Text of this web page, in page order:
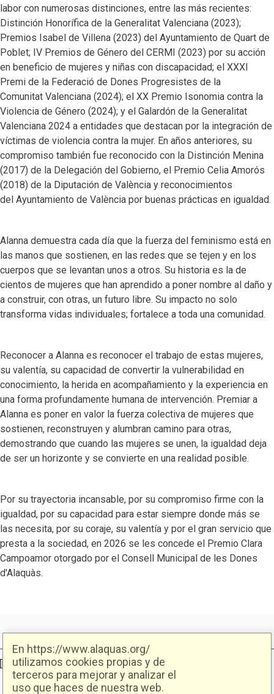
En https://www.alaquas.org/
utilizamos cookies propias y de
terceros para mejorar y analizar el
uso que haces de nuestra web.
labor con numerosas distinciones, entre las más recientes:
Distinción Honorífica de la Generalitat Valenciana (2023);
Premios Isabel de Villena (2023) del Ayuntamiento de Quart de
Poblet; IV Premios de Género del CERMI (2023) por su acción
en beneficio de mujeres y niñas con discapacidad; el XXXI
Premi de la Federació de Dones Progresistes de la
Comunitat Valenciana (2024); el XX Premio Isonomia contra la
Violencia de Género (2024); y el Galardón de la Generalitat
Valenciana 2024 a entidades que destacan por la integración de
víctimas de violencia contra la mujer. En años anteriores, su
compromiso también fue reconocido con la Distinción Menina
(2017) de la Delegación del Gobierno, el Premio Celia Amorós
(2018) de la Diputación de València y reconocimientos
del Ayuntamiento de València por buenas prácticas en igualdad.
Alanna demuestra cada día que la fuerza del feminismo está en
las manos que sostienen, en las redes que se tejen y en los
cuerpos que se levantan unos a otros. Su historia es la de
cientos de mujeres que han aprendido a poner nombre al daño y
a construir, con otras, un futuro libre. Su impacto no solo
transforma vidas individuales; fortalece a toda una comunidad.
Reconocer a Alanna es reconocer el trabajo de estas mujeres,
su valentía, su capacidad de convertir la vulnerabilidad en
conocimiento, la herida en acompañamiento y la experiencia en
una forma profundamente humana de intervención. Premiar a
Alanna es poner en valor la fuerza colectiva de mujeres que
sostienen, reconstruyen y alumbran camino para otras,
demostrando que cuando las mujeres se unen, la igualdad deja
de ser un horizonte y se convierte en una realidad posible.
Por su trayectoria incansable, por su compromiso firme con la
igualdad, por su capacidad para estar siempre donde más se
las necesita, por su coraje, su valentía y por el gran servicio que
presta a la sociedad, en 2026 se les concede el Premio Clara
Campoamor otorgado por el Consell Municipal de les Dones
d'Alaquàs.
Ajuntament d'Alaquàs Creative Commons